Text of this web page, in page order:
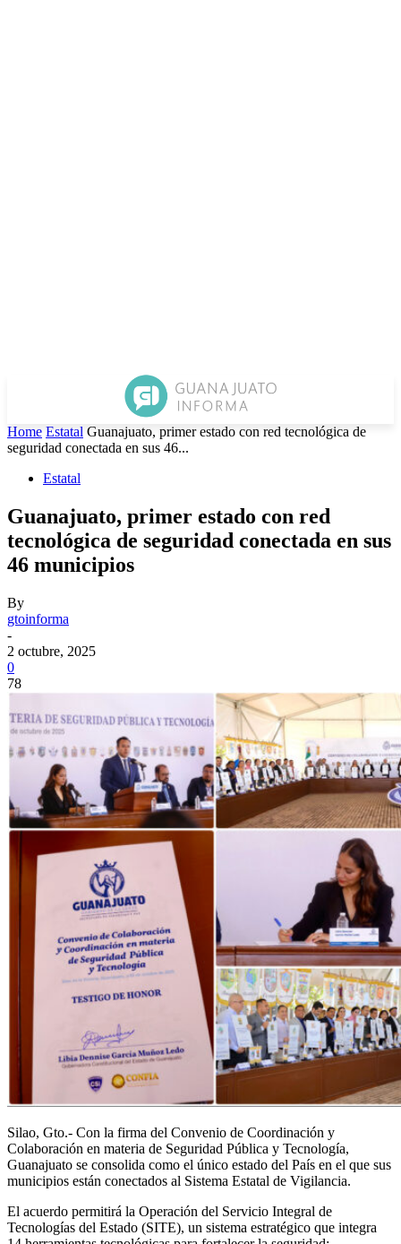
Home Estatal Guanajuato, primer estado con red tecnológica de
seguridad conectada en sus 46...
Estatal
Guanajuato, primer estado con red
tecnológica de seguridad conectada en sus
46 municipios
By
gtoinforma
-
2 octubre, 2025
0
78
Silao, Gto.- Con la firma del Convenio de Coordinación y
Colaboración en materia de Seguridad Pública y Tecnología,
Guanajuato se consolida como el único estado del País en el que sus
municipios están conectados al Sistema Estatal de Vigilancia.
El acuerdo permitirá la Operación del Servicio Integral de
Tecnologías del Estado (SITE), un sistema estratégico que integra